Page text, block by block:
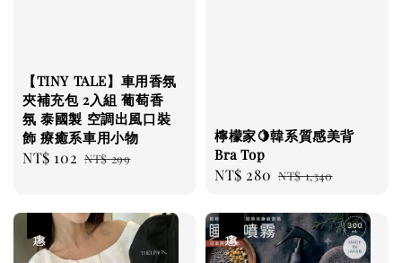
【TINY TALE】車用香氛
夾補充包 2入組 葡萄香
氛 泰國製 空調出風口裝
飾 療癒系車用小物
Sale
NT$ 102 Regular
NT$ 299
檸檬家🍋韓系質感美背
Bra Top
Sale
NT$ 280 Regular
NT$ 1,340